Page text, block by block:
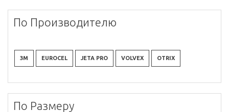
По Производителю
3M EUROCEL JETA PRO VOLVEX OTRIX
По Размеру